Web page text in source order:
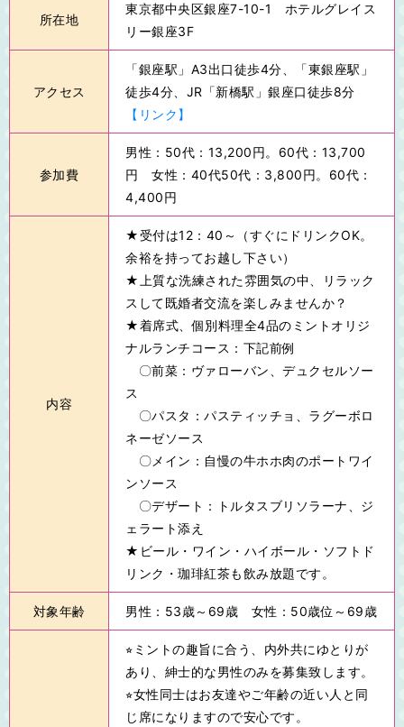
所在地
東京都中央区銀座7-10-1 ホテルグレイス
リー銀座3F
アクセス
「銀座駅」A3出口徒歩4分、「東銀座駅」
徒歩4分、JR「新橋駅」銀座口徒歩8分
【リンク】
参加費
男性：50代：13,200円。60代：13,700
円 女性：40代50代：3,800円。60代：
4,400円
内容
★受付は12：40～（すぐにドリンクOK。
余裕を持ってお越し下さい）
★上質な洗練された雰囲気の中、リラック
スして既婚者交流を楽しみませんか？
★着席式、個別料理全4品のミントオリジ
ナルランチコース：下記前例
〇前菜：ヴァローバン、デュクセルソー
ス
〇パスタ：パスティッチョ、ラグーボロ
ネーゼソース
〇メイン：自慢の牛ホホ肉のポートワイ
ンソース
〇デザート：トルタスブリソラーナ、ジ
ェラート添え
★ビール・ワイン・ハイボール・ソフトド
リンク・珈琲紅茶も飲み放題です。
対象年齢 男性：53歳～69歳 女性：50歳位～69歳
⭐︎ミントの趣旨に合う、内外共にゆとりが
あり、紳士的な男性のみを募集致します。
⭐︎女性同士はお友達やご年齢の近い人と同
じ席になりますので安心です。